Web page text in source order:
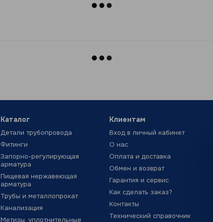
Каталог
Детали трубопровода
Фитинги
Запорно-регулирующая
арматура
Пищевая нержавеющая
арматура
Трубы и металлопрокат
Канализация
Метизы, уплотнительные
Клиентам
Вход в личный кабинет
О нас
Оплата и доставка
Обмен и возврат
Гарантия и сервис
Как сделать заказ?
Контакты
Технический справочник